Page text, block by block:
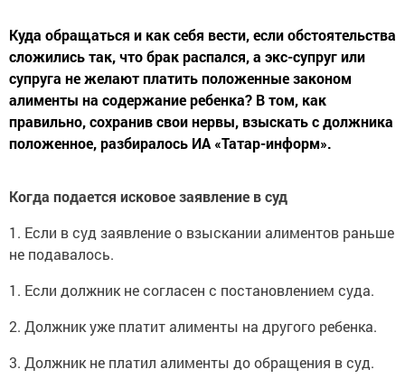
Куда обращаться и как себя вести, если обстоятельства
сложились так, что брак распался, а экс-супруг или
супруга не желают платить положенные законом
алименты на содержание ребенка? В том, как
правильно, сохранив свои нервы, взыскать с должника
положенное, разбиралось ИА «Татар-информ».
Когда подается исковое заявление в суд
1. Если в суд заявление о взыскании алиментов раньше
не подавалось.
1. Если должник не согласен с постановлением суда.
2. Должник уже платит алименты на другого ребенка.
3. Должник не платил алименты до обращения в суд.